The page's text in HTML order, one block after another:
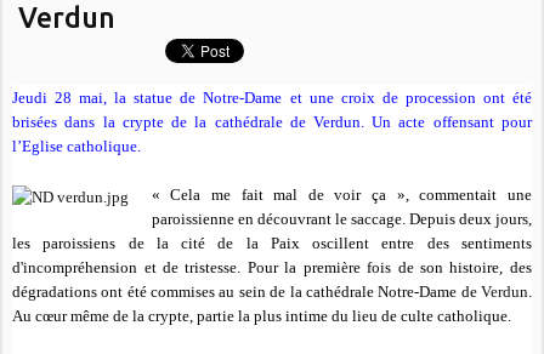
Verdun
Jeudi 28 mai, la statue de Notre-Dame et une croix de procession ont été
brisées dans la crypte de la cathédrale de Verdun. Un acte offensant pour
l’Eglise catholique.
«Cela me fait mal de voir ça », commentait une
paroissienne en découvrant le saccage. Depuis deux jours,
les paroissiens de la cité de la Paix oscillent entre des sentiments
d'incompréhension et de tristesse. Pour la première fois de son histoire, des
dégradations ont été commises au sein de la cathédrale Notre-Dame de Verdun.
Au cœur même de la crypte, partie la plus intime du lieu de culte catholique.